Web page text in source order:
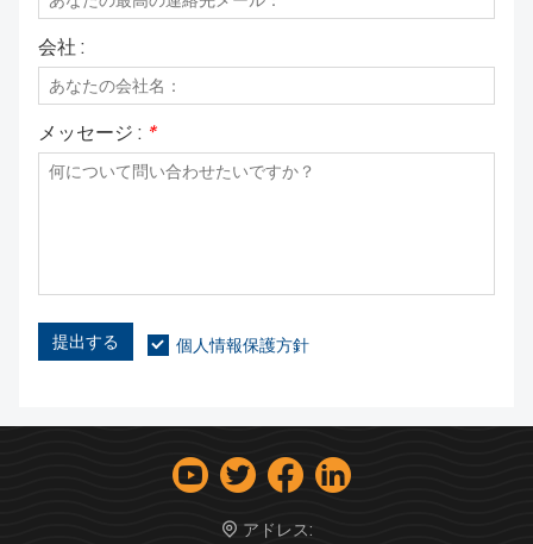
会社 :
メッセージ : *
提出する 個人情報保護方針
アドレス: